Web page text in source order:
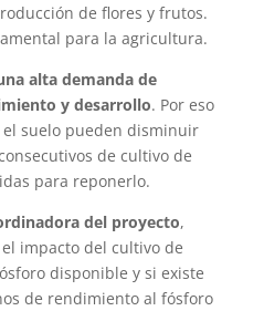
de flores y frutos.
para la agricultura.
alta demanda de
y desarrollo. Por eso
suelo pueden disminuir
de cultivo de
para reponerlo.
del proyecto,
impacto del cultivo de
disponible y si existe
de rendimiento al fósforo